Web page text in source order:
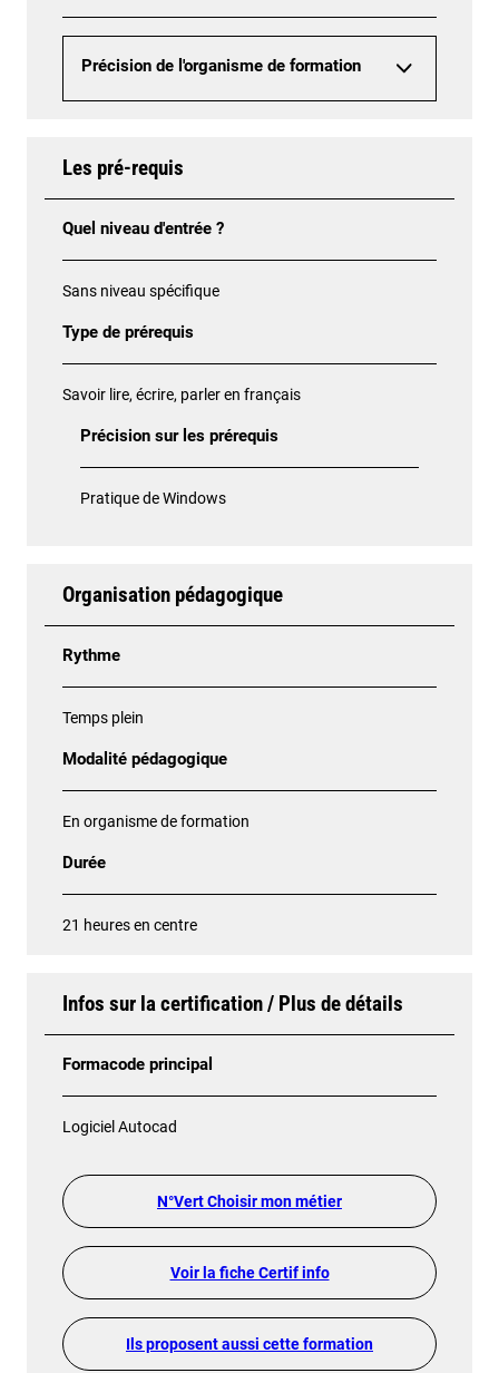
Précision de l'organisme de formation
Les pré-requis
Quel niveau d'entrée ?
Sans niveau spécifique
Type de prérequis
Savoir lire, écrire, parler en français
Précision sur les prérequis
Pratique de Windows
Organisation pédagogique
Rythme
Temps plein
Modalité pédagogique
En organisme de formation
Durée
21 heures en centre
Infos sur la certification / Plus de détails
Formacode principal
Logiciel Autocad
N°Vert Choisir mon métier
Voir la fiche Certif info
Ils proposent aussi cette formation